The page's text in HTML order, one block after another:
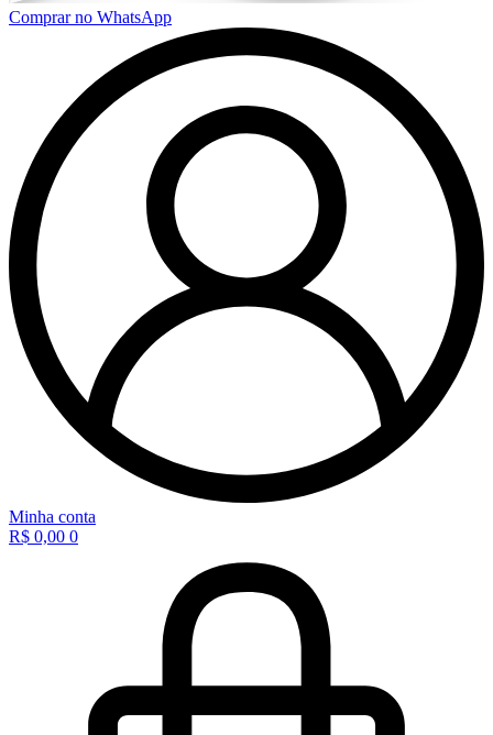
Comprar no WhatsApp
Minha conta
R$ 0,00 0